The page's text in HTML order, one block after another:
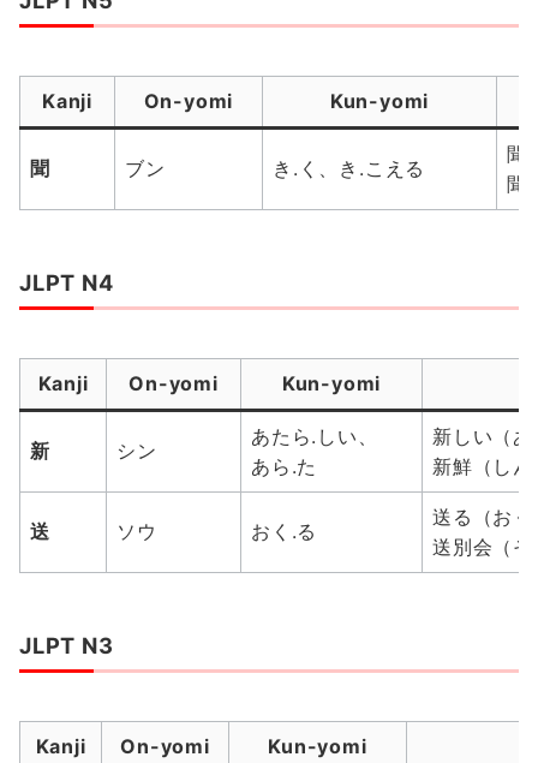
Kanji On-yomi Kun-yomi
聞 ブン き.く、き.こえる
聞
聞
JLPT N4
Kanji On-yomi Kun-yomi
新 シン
あたら.しい、
あら.た
新しい（
新鮮（し
送 ソウ おく.る
送る（お
送別会（
JLPT N3
Kanji On-yomi Kun-yomi